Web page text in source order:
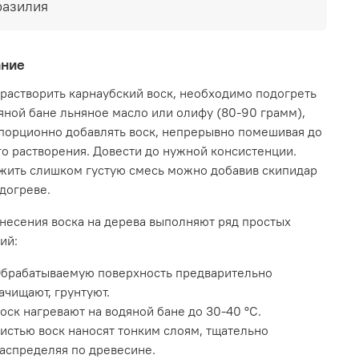
чистый продукт.
косметики, увеличивает термическую
Обладает свойством эмульгации жиров,
естественный блеск конечного продукта,
влагу, способствует улучшению
свойств. Придает косметике вязкость,
и твердость. Часто является заменой
воску, хоть и стоит дороже.
вспомогательного средства. Чаще всего
в роли загустителя и абсорбента.
рекомендуется вводить в косметику от 1,5
воска. Средняя дозировка для губной помады
туалетного мыла - 2-3%, воска для
- не более 25%.
карнаубский воск, необходимо подогреть
бане льняное масло или олифу (80-90 грамм),
добавлять воск, непрерывно помешивая до
растворения. Довести до нужной консистенции.
слишком густую смесь можно добавив скипидар
воска на дерева выполняют ряд простых
поверхность предварительно
грунтуют.
нагревают на водяной бане до 30-40 °С.
воск наносят тонким слоям, тщательно
по древесине.